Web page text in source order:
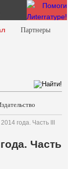
Партнеры
года. Часть III
Часть